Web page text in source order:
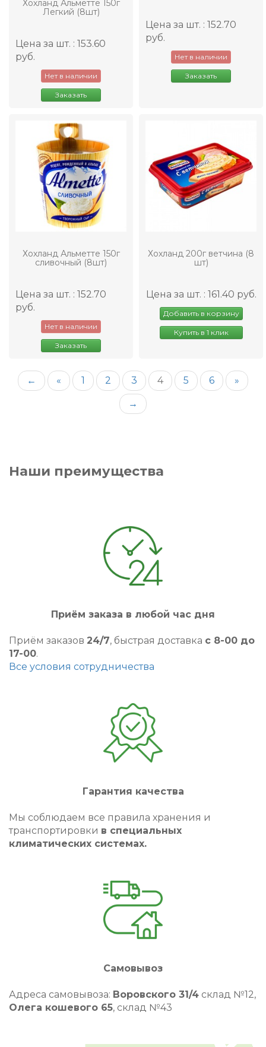
Хохланд Альметте 150г
Легкий (8шт)
Цена за шт. : 153.60
руб.
Нет в наличии
Заказать
Цена за шт. : 152.70
руб.
Нет в наличии
Заказать
Хохланд Альметте 150г
сливочный (8шт)
Цена за шт. : 152.70
руб.
Нет в наличии
Заказать
Хохланд 200г ветчина (8
шт)
Цена за шт. : 161.40 руб.
Добавить в корзину
Купить в 1 клик
← « 1 2 3 4 5 6 »
→
Наши преимущества
Приём заказа в любой час дня
Приём заказов 24/7, быстрая доставка с 8-00 до
17-00.
Все условия сотрудничества
Гарантия качества
Мы соблюдаем все правила хранения и
транспортировки в специальных
климатических системах.
Самовывоз
Адреса самовывоза: Воровского 31/4 склад №12,
Олега кошевого 65, склад №43